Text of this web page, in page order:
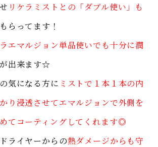
リケラミストとの「ダブル使い」も
らってます！
エマルジョン単品使いでも十分に潤
出来ます☆
気になる方に ミストで１本１本の内
り浸透させてエマルジョンで外側を
てコーティングしてくれます◎
ライヤーからの熱ダメージからも守